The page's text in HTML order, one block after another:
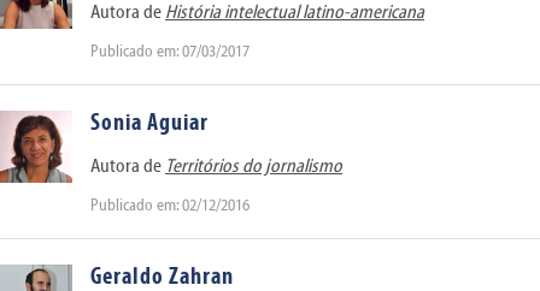
Autora de História intelectual latino-americana
Publicado em: 07/03/2017
Sonia Aguiar
Autora de Territórios do jornalismo
Publicado em: 02/12/2016
Geraldo Zahran